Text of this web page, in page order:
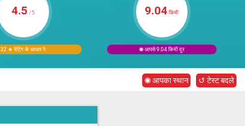
4.5 /5
32 ★ रेटिंग के आधार पे
9.04 किमी
◉ आपसे 9.04 किमी दूर
◉ आपका स्थान ↺ टेस्ट बदले